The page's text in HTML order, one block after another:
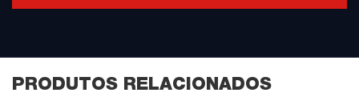
PRODUTOS RELACIONADOS